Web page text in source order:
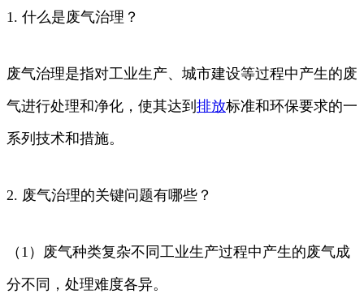
1. 什么是废气治理？
废气治理是指对工业生产、城市建设等过程中产生的废
气进行处理和净化，使其达到 排放标准和环保要求的一
系列技术和措施。
2. 废气治理的关键问题有哪些？
（1）废气种类复杂不同工业生产过程中产生的废气成
分不同，处理难度各异。